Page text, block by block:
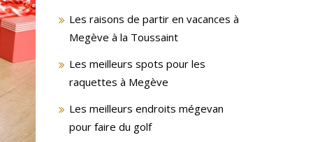
Les raisons de partir en vacances à
Megève à la Toussaint
Les meilleurs spots pour les
raquettes à Megève
Les meilleurs endroits mégevan
pour faire du golf